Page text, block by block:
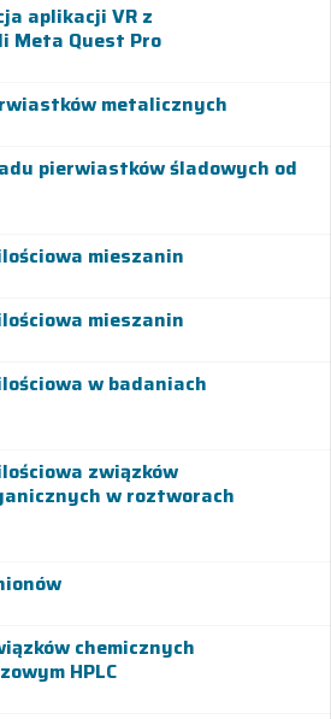
aplikacji VR z
Meta Quest Pro
metalicznych
pierwiastków śladowych od
mieszanin
mieszanin
w badaniach
związków
w roztworach
chemicznych
HPLC